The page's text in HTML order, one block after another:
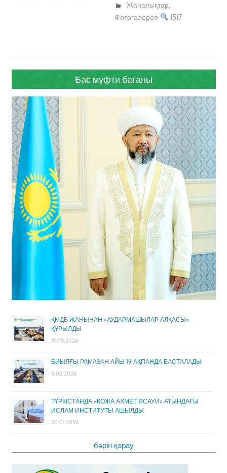
Жаңалықтар,
Фотогалерея
1517
Бас мүфти бағаны
ҚМДБ ЖАНЫНАН «АУДАРМАШЫЛАР АЛҚАСЫ»
ҚҰРЫЛДЫ
19.05.2026
БИЫЛҒЫ РАМАЗАН АЙЫ 19 АҚПАНДА БАСТАЛАДЫ
11.02.2026
ТҮРКІСТАНДА «ҚОЖА АХМЕТ ЯСАУИ» АТЫНДАҒЫ
ИСЛАМ ИНСТИТУТЫ АШЫЛДЫ
20.01.2026
бәрін қарау